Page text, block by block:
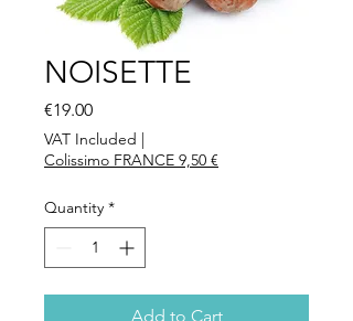
NOISETTE
€19.00Price
VAT Included |
Colissimo FRANCE 9,50 €
Quantity *
Add to Cart